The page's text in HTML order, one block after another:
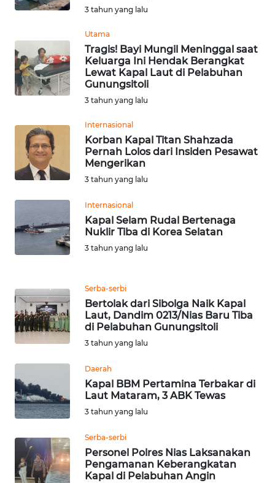
3 tahun yang lalu
Utama
Tragis! Bayi Mungil Meninggal saat
Keluarga Ini Hendak Berangkat
Lewat Kapal Laut di Pelabuhan
Gunungsitoli
3 tahun yang lalu
Internasional
Korban Kapal Titan Shahzada
Pernah Lolos dari Insiden Pesawat
Mengerikan
3 tahun yang lalu
Internasional
Kapal Selam Rudal Bertenaga
Nuklir Tiba di Korea Selatan
3 tahun yang lalu
Serba-serbi
Bertolak dari Sibolga Naik Kapal
Laut, Dandim 0213/Nias Baru Tiba
di Pelabuhan Gunungsitoli
3 tahun yang lalu
Daerah
Kapal BBM Pertamina Terbakar di
Laut Mataram, 3 ABK Tewas
3 tahun yang lalu
Serba-serbi
Personel Polres Nias Laksanakan
Pengamanan Keberangkatan
Kapal di Pelabuhan Angin
TINGGI
WN
PAKPAK
KARAWANG
WN
BEKASI
BOGOR
WN
WN
TAPANULI
UTARA
WN
PADANG
WN
SUMEDANG